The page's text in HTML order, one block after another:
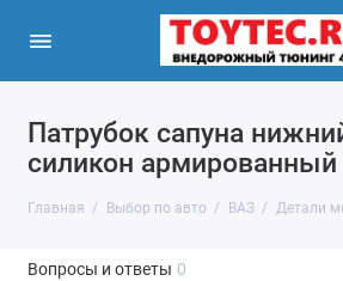
Патрубок сапуна
силикон армированный
Главная Выбор по авто ВАЗ Детали
Вопросы и ответы 0